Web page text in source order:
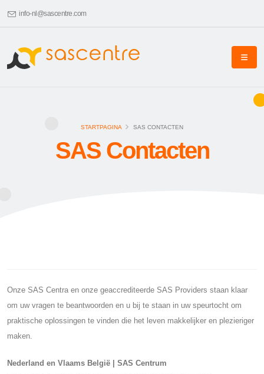
info-nl@sascentre.com
STARTPAGINA SAS CONTACTEN
SAS Contacten
Onze SAS Centra en onze geaccrediteerde SAS Providers staan klaar
om uw vragen te beantwoorden en u bij te staan in uw speurtocht om
praktische oplossingen te vinden die het leven makkelijker en plezieriger
maken.
Nederland en Vlaams België | SAS Centrum